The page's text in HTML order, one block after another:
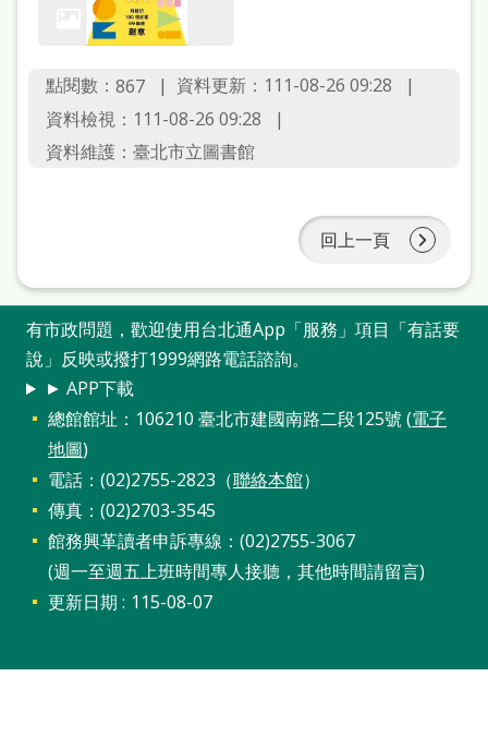
理
辦
法
我
們
點閱數： 867
資料更新：111-08-26 09:28
資料檢視：111-08-26 09:28
資料維護：臺北市立圖書館
回上一頁
有市政問題，歡迎使用台北通App「服務」項目「有話要
說」反映或撥打1999網路電話諮詢。
► APP下載
總館館址：106210 臺北市建國南路二段125號 (電子
地圖)
電話：(02)2755-2823（聯絡本館）
傳真：(02)2703-3545
館務興革讀者申訴專線：(02)2755-3067
(週一至週五上班時間專人接聽，其他時間請留言)
更新日期
115-08-07